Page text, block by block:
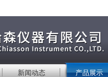
新闻动态 产品展示